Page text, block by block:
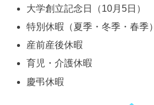
大学創立記念日（10月5日）
特別休暇（夏季・冬季・春季）
産前産後休暇
育児・介護休暇
慶弔休暇